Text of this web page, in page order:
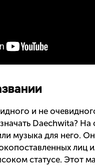
и не
Daechwita?
музыка для него.
лиц
статусе. Этот